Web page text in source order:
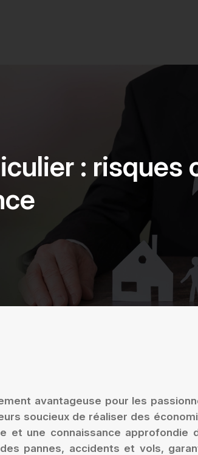
: risques
avantageuse pour les
soucieux de réaliser des
une connaissance approfondie
pannes, accidents et vols,